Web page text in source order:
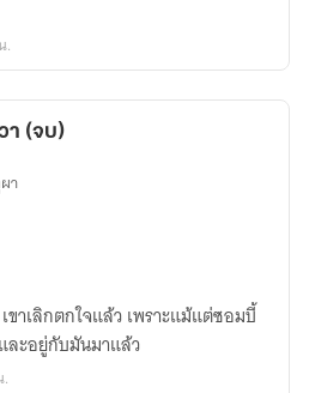
.
า (จบ)
า
ขาเลิกตกใจแล้ว เพราะแม้แต่ซอมบี้
ละอยู่กับมันมาแล้ว
.